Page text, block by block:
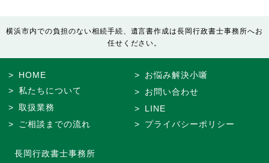
横浜市内での負担のない相続手続、遺言書作成は長岡行政書士事務所へお
任せください。
HOME
私たちについて
取扱業務
ご相談までの流れ
お悩み解決小噺
お問い合わせ
LINE
プライバシーポリシー
長岡行政書士事務所